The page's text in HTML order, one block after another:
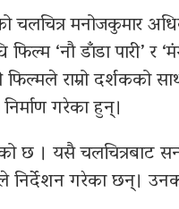
चलचित्र मनोजकुमार
‘नौ डाँडा पारी’ र
राम्रो दर्शकको
गरेका हुन्।
छ । यसै चलचित्रबाट
गरेका छन्।